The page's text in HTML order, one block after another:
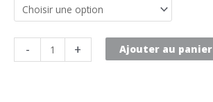
-
de
+ Ajouter au panier